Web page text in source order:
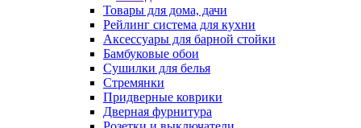
Товары для дома, дачи
Рейлинг система для кухни
Аксессуары для барной стойки
Бамбуковые обои
Сушилки для белья
Стремянки
Придверные коврики
Дверная фурнитура